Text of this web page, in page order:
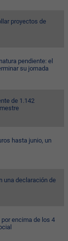
proyectos de
pendiente: el
su jornada
de 1.142
hasta junio, un
una declaración de
encima de los 4